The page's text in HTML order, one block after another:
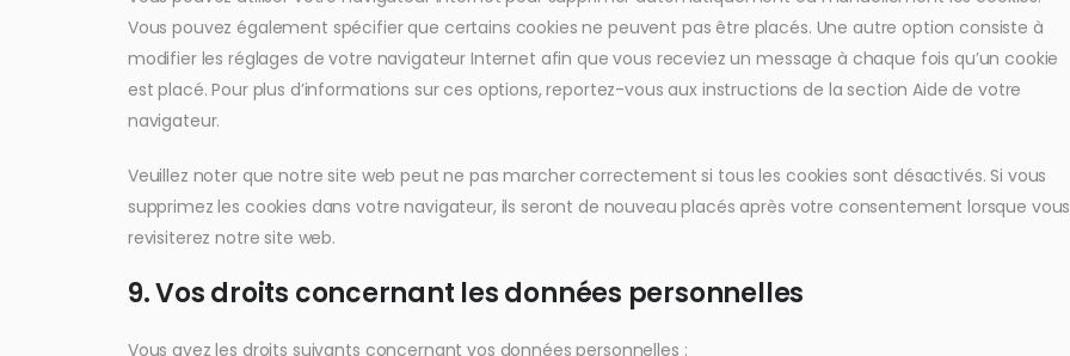
Vous pouvez également spécifier que certains cookies ne peuvent pas être placés. Une autre option consiste à
modifier les réglages de votre navigateur Internet afin que vous receviez un message à chaque fois qu’un cookie
est placé. Pour plus d’informations sur ces options, reportez-vous aux instructions de la section Aide de votre
navigateur.
Veuillez noter que notre site web peut ne pas marcher correctement si tous les cookies sont désactivés. Si vous
supprimez les cookies dans votre navigateur, ils seront de nouveau placés après votre consentement lorsque vous
revisiterez notre site web.
9. Vos droits concernant les données personnelles
Vous avez les droits suivants concernant vos données personnelles :